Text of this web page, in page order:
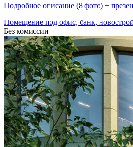
Подробное описание (8 фото) +
Помещение под офис, банк,
Без комиссии